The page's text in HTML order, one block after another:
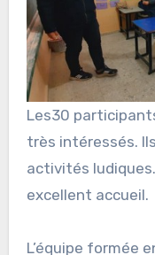
Les30
très intéressés.
activités
excellent accueil.
L’équipe formée